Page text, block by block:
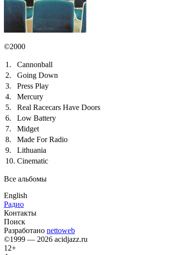
©2000
1.
Cannonball
2.
Going Down
3.
Press Play
4.
Mercury
5.
Real Racecars Have Doors
6.
Low Battery
7.
Midget
8.
Made For Radio
9.
Lithuania
10. Cinematic
Все альбомы
English
Радио
Контакты
Поиск
Разработано nettoweb
©1999 — 2026 acidjazz.ru
12+